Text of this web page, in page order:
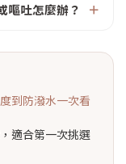
嘔吐怎麼辦？
到防潑水一次看
適合第一次挑選